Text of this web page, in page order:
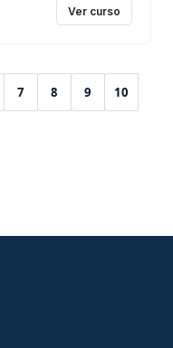
Ver curso
7 8 9 10